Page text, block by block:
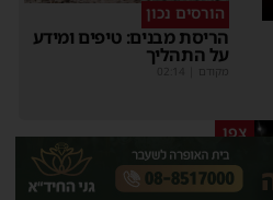
הורסים נכון
הריסת מבנים: טיפים ומידע
על התהליך
מקודם
צפו
תינוק ננעל ברכב באשקלון –
המתנדבים האשדודים חילצו
אותו בשלום